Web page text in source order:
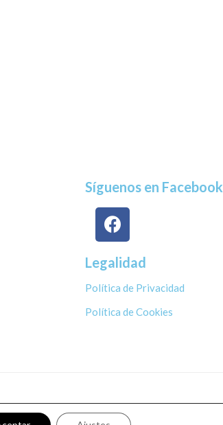
Síguenos en Facebook
Legalidad
Política de Privacidad
Política de Cookies